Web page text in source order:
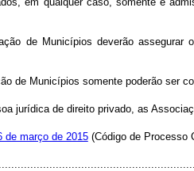
de Municípios deverão
de Municípios somente poderão ser
jurídica de direito privado, as
de março de 2015(Código de Processo